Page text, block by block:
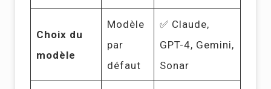
Choix du
modèle
Modèle
par
défaut
✅ Claude,
GPT-4, Gemini,
Sonar